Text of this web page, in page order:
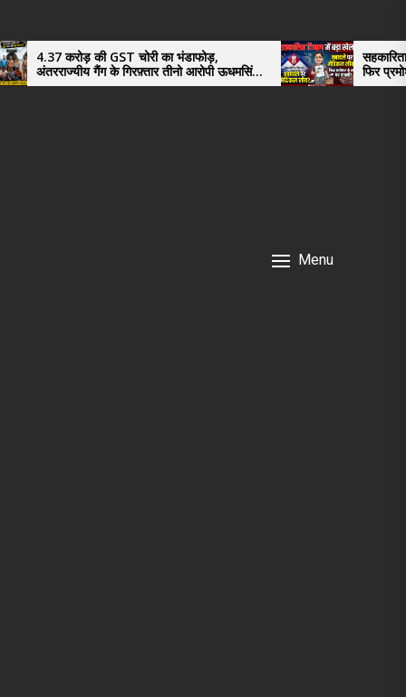
की GST चोरी का भंडाफोड़,
गैंग के गिरफ़्तार तीनो आरोपी ऊधमसिंह
ठगी छोड़ अपनाया नया तरी
सहकारिता विभाग में
फिर प्रमोशन के साथ घर
Menu